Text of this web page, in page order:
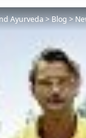
Ayurveda>Blog>